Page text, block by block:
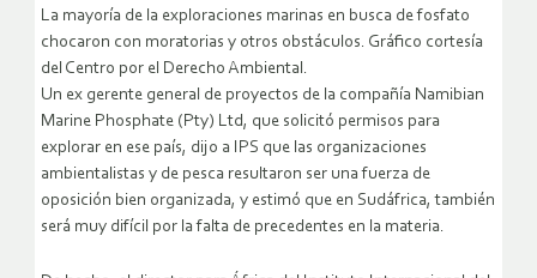
La mayoría de la exploraciones marinas en busca de fosfato
chocaron con moratorias y otros obstáculos. Gráfico cortesía
del Centro por el Derecho Ambiental.
Un ex gerente general de proyectos de la compañía Namibian
Marine Phosphate (Pty) Ltd, que solicitó permisos para
explorar en ese país, dijo a IPS que las organizaciones
ambientalistas y de pesca resultaron ser una fuerza de
oposición bien organizada, y estimó que en Sudáfrica, también
será muy difícil por la falta de precedentes en la materia.